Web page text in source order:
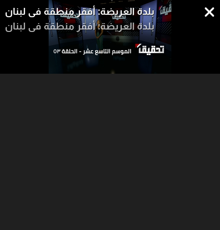
بلدة العريضة: أفقر منطقة في لبنان
بلدة العريضة: أفقر منطقة في لبنان